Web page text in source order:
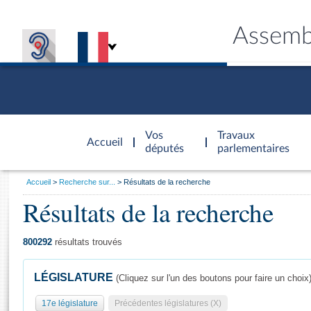
Accueil
d'accueil
Vos
députés
Travaux
parlementaires
Général
Vous
Accueil Recherche sur... Résultats de la recherche
Résultats de la recherche
800292 résultats trouvés
LÉGISLATURE (Cliquez sur l'un des boutons pour faire un choix)
17e législature Précédentes législatures (X)